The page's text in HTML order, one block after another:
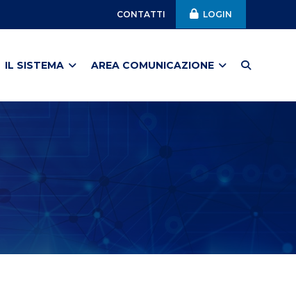
CONTATTI LOGIN
IL SISTEMA AREA COMUNICAZIONE